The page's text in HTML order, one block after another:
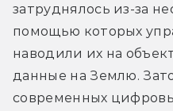
затруднялось из-за
помощью которых
наводили их на
данные на Землю.
современных